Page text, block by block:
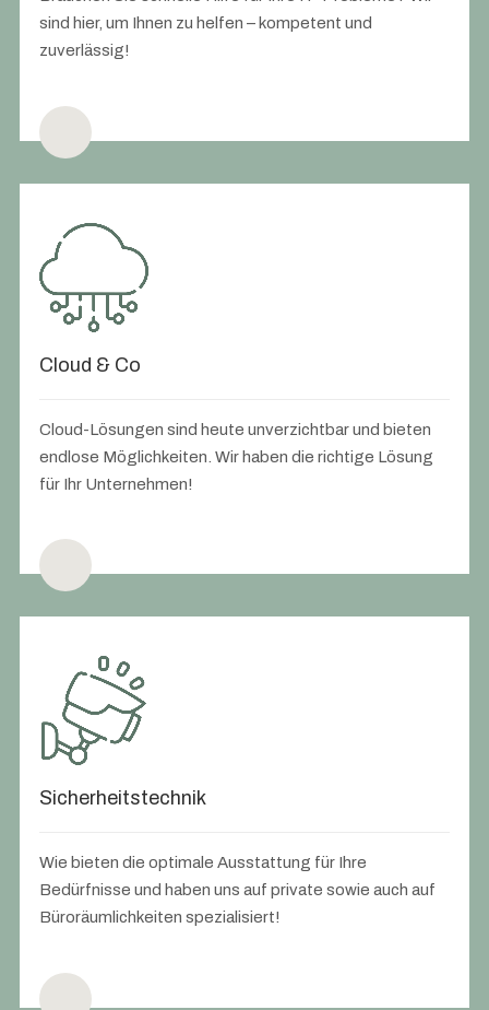
sind hier, um Ihnen zu helfen – kompetent und
zuverlässig!
Cloud & Co
Cloud-Lösungen sind heute unverzichtbar und bieten
endlose Möglichkeiten. Wir haben die richtige Lösung
für Ihr Unternehmen!
Sicherheitstechnik
Wie bieten die optimale Ausstattung für Ihre
Bedürfnisse und haben uns auf private sowie auch auf
Büroräumlichkeiten spezialisiert!